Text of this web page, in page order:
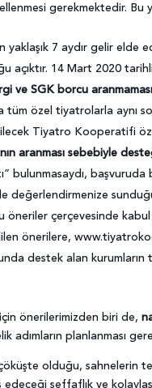
gerekmektedir. Bu
yaklaşık 7 aydır gelir elde
açıktır. 14 Mart 2020
ve SGK borcu
tüm özel tiyatrolarla aynı
Tiyatro Kooperatifi
aranması sebebiyle
bulunmasaydı,
değerlendirmenize
öneriler çerçevesinde
önerilere,
destek alan kurumların
için önerilerimizden biri de,
adımların planlanması
olduğu, sahnelerin
edeceği şeffaflık ve